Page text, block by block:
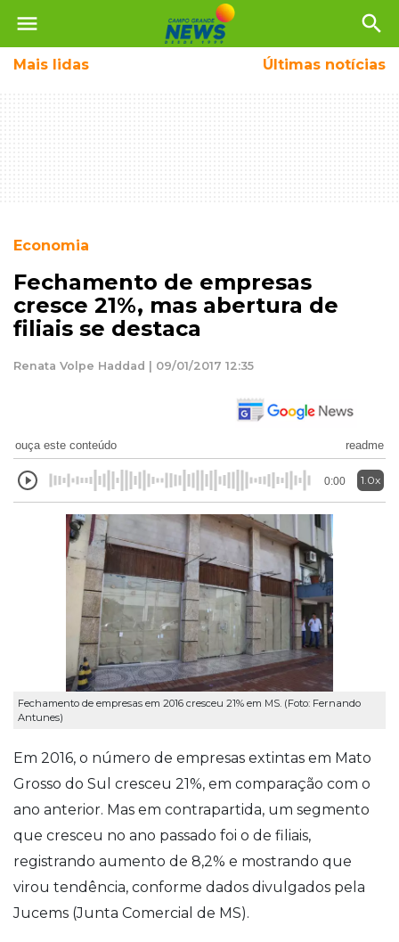
menu search
Mais lidas Últimas notícias
Economia
Fechamento de empresas
cresce 21%, mas abertura de
filiais se destaca
Renata Volpe Haddad | 09/01/2017 12:35
ouça este conteúdo readme
0:00 1.0x
Fechamento de empresas em 2016 cresceu 21% em MS. (Foto: Fernando
Antunes)
Em 2016, o número de empresas extintas em Mato
Grosso do Sul cresceu 21%, em comparação com o
ano anterior. Mas em contrapartida, um segmento
que cresceu no ano passado foi o de filiais,
registrando aumento de 8,2% e mostrando que
virou tendência, conforme dados divulgados pela
Jucems (Junta Comercial de MS).